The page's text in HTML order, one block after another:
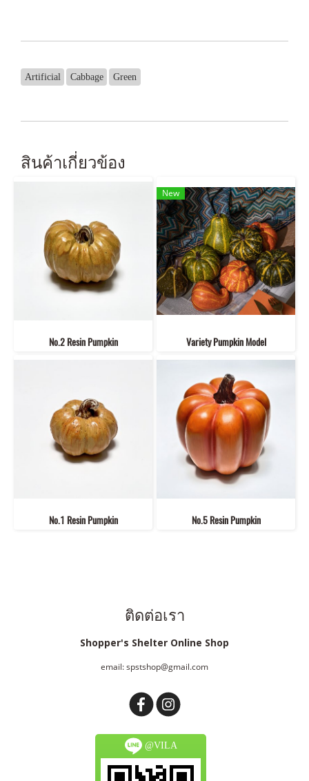
Artificial Cabbage Green
สินค้าเกี่ยวข้อง
No.2 Resin Pumpkin
New
Variety Pumpkin Model
No.1 Resin Pumpkin No.5 Resin Pumpkin
ติดต่อเรา
Shopper's Shelter Online Shop
email: spstshop@gmail.com
@VILA